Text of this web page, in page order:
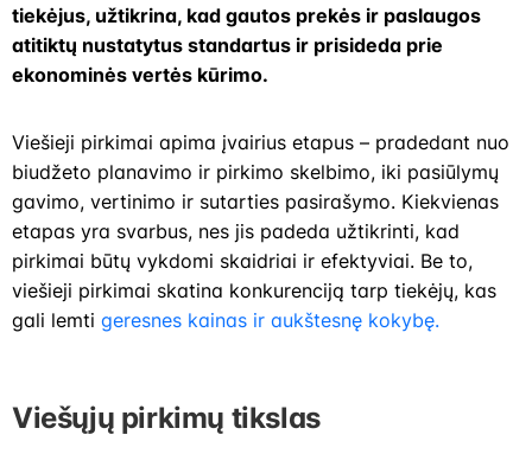
tiekėjus, užtikrina, kad gautos prekės ir paslaugos
atitiktų nustatytus standartus ir prisideda prie
ekonominės vertės kūrimo.
Viešieji pirkimai apima įvairius etapus – pradedant nuo
biudžeto planavimo ir pirkimo skelbimo, iki pasiūlymų
gavimo, vertinimo ir sutarties pasirašymo. Kiekvienas
etapas yra svarbus, nes jis padeda užtikrinti, kad
pirkimai būtų vykdomi skaidriai ir efektyviai. Be to,
viešieji pirkimai skatina konkurenciją tarp tiekėjų, kas
gali lemti geresnes kainas ir aukštesnę kokybę.
Viešųjų pirkimų tikslas